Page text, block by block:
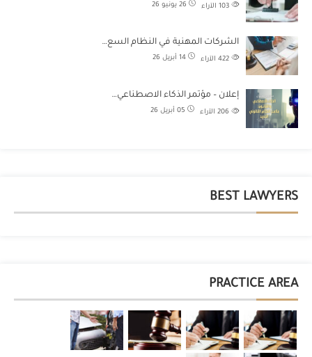
26 يونيو 26 الآراء
الشركات المهنية في النظام السع…
14 أبريل 26 الآراء
إعلان – مؤتمر الذكاء الاصطناعي…
05 أبريل 26 الآراء
BEST LAWYERS
PRACTICE AREA